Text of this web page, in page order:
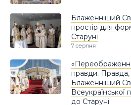
Блаженніший
простір для
Старуні
7 серпня
правди.
Блаженніший
Всеукраїнської
до Старуні